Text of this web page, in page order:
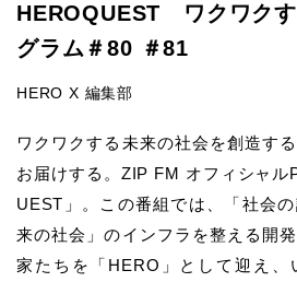
HEROQUEST ワクワクす
グラム＃80 ＃81
HERO X 編集部
ワクワクする未来の社会を創造す
お届けする。ZIP FM オフィシャ
UEST」。この番組では、「社会
来の社会」のインフラを整える開
家たちを「HERO」として迎え、